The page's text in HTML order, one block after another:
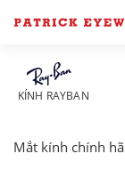
KÍNH RAYBAN
Mắt kính chính